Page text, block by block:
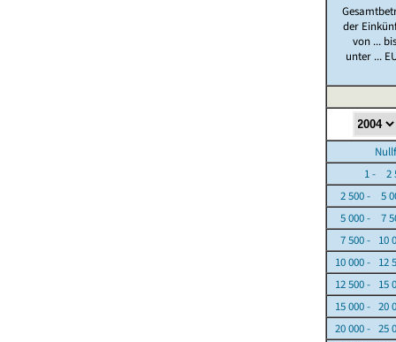
der
von ...
unter ...
1 - 2
2 500 - 5
5 000 - 7
7 500 - 10
10 000 - 12
12 500 - 15
15 000 - 20
20 000 - 25